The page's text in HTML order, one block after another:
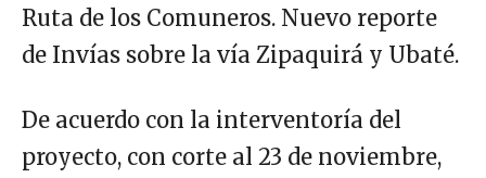
Ruta de los Comuneros. Nuevo reporte
de Invías sobre la vía Zipaquirá y Ubaté.
De acuerdo con la interventoría del
proyecto, con corte al 23 de noviembre,